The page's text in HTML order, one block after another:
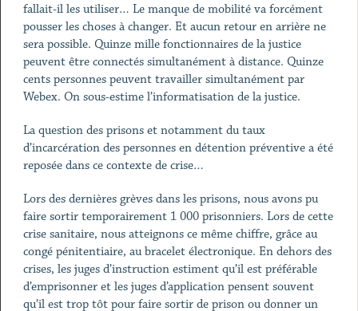
fallait-il les utiliser… Le manque de mobilité va forcément
pousser les choses à changer. Et aucun retour en arrière ne
sera possible. Quinze mille fonctionnaires de la justice
peuvent être connectés simultanément à distance. Quinze
cents personnes peuvent travailler simultanément par
Webex. On sous-estime l’informatisation de la justice.
La question des prisons et notamment du taux
d’incarcération des personnes en détention préventive a été
reposée dans ce contexte de crise…
Lors des dernières grèves dans les prisons, nous avons pu
faire sortir temporairement 1 000 prisonniers. Lors de cette
crise sanitaire, nous atteignons ce même chiffre, grâce au
congé pénitentiaire, au bracelet électronique. En dehors des
crises, les juges d’instruction estiment qu’il est préférable
d’emprisonner et les juges d’application pensent souvent
qu’il est trop tôt pour faire sortir de prison ou donner un